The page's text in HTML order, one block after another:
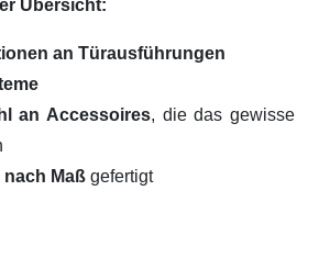
Übersicht:
an Türausführungen
an Accessoires, die das gewisse
nach Maßgefertigt